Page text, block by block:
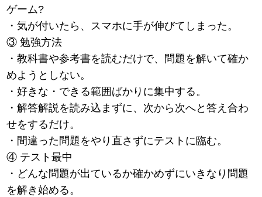
ゲーム?
・気が付いたら、スマホに手が伸びてしまった。
③ 勉強方法
・教科書や参考書を読むだけで、問題を解いて確か
めようとしない。
・好きな・できる範囲ばかりに集中する。
・解答解説を読み込まずに、次から次へと答え合わ
せをするだけ。
・間違った問題をやり直さずにテストに臨む。
④ テスト最中
・どんな問題が出ているか確かめずにいきなり問題
を解き始める。